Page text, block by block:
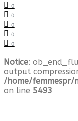
0
0
0
0
0
Notice:
output
/home/femmespr/
on line 5493